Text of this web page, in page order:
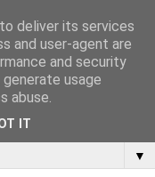
▼
deliver its services
and user-agent are
and security
usage
abuse.
IT